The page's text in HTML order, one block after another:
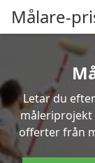
Målare-
Letar du
måleriprojekt
offerter från